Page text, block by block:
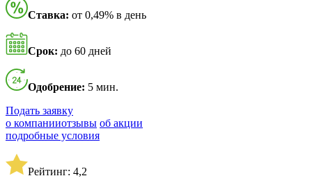
Ставка: от 0,49% в день
Срок: до 60 дней
Одобрение: 5 мин.
Подать заявку
о компанииотзывы об акции
подробные условия
Рейтинг: 4,2